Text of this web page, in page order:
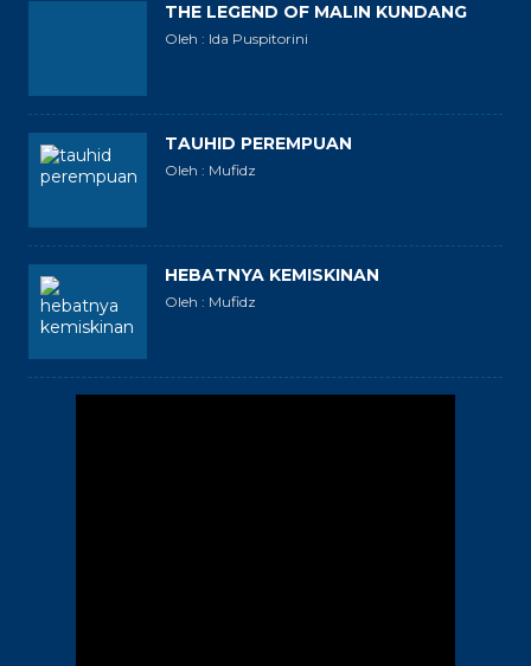
THE LEGEND OF MALIN KUNDANG
Oleh : Ida Puspitorini
TAUHID PEREMPUAN
Oleh : Mufidz
HEBATNYA KEMISKINAN
Oleh : Mufidz